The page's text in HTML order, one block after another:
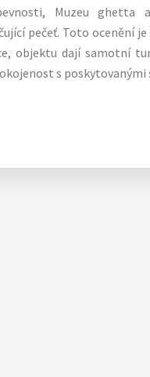
Muzeu ghetta
pečeť. Toto ocenění
objektu dají samotní
s poskytovanými